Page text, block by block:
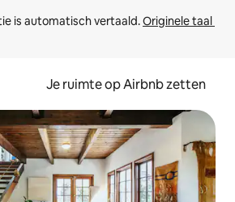
is automatisch vertaald. Originele taal
Je ruimte op Airbnb zetten